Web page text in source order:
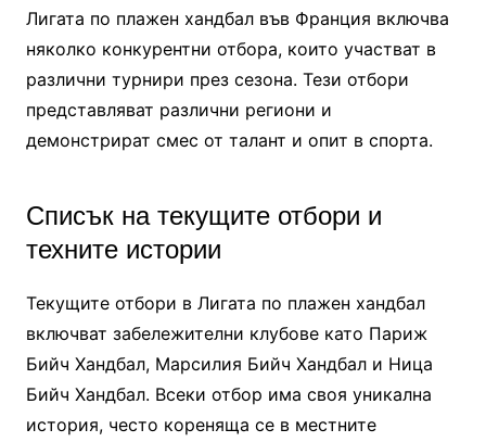
Лигата по плажен хандбал във Франция включва
няколко конкурентни отбора, които участват в
различни турнири през сезона. Тези отбори
представляват различни региони и
демонстрират смес от талант и опит в спорта.
Списък на текущите отбори и
техните истории
Текущите отбори в Лигата по плажен хандбал
включват забележителни клубове като Париж
Бийч Хандбал, Марсилия Бийч Хандбал и Ница
Бийч Хандбал. Всеки отбор има своя уникална
история, често кореняща се в местните